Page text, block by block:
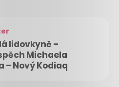
lidovkyně –
Michaela
– Nový Kodiaq